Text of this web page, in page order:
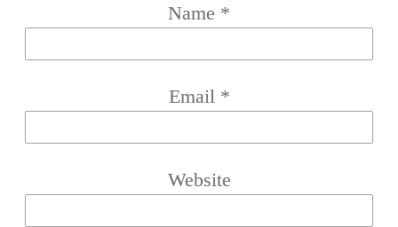
Name *
Email *
Website